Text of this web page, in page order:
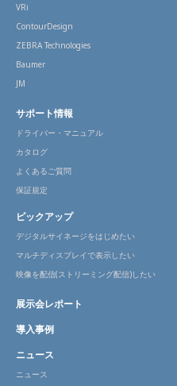
VRi
ContourDesign
ZEBRA Technologies
Baumer
JM
サポート情報
ドライバー・マニュアル
カタログ
よくあるご質問
保証規定
ピックアップ
デジタルサイネージをはじめたい
マルチディスプレイで表示したい
映像を配信(ストリーミング配信)したい
展示会レポート
導入事例
ニュース
ニュース